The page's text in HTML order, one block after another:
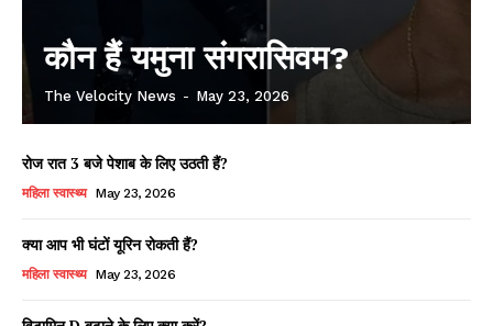
कौन हैं यमुना संगरासिवम?
The Velocity News - May 23, 2026
रोज रात 3 बजे पेशाब के लिए उठती हैं?
महिला स्वास्थ्य May 23, 2026
क्या आप भी घंटों यूरिन रोकती हैं?
महिला स्वास्थ्य May 23, 2026